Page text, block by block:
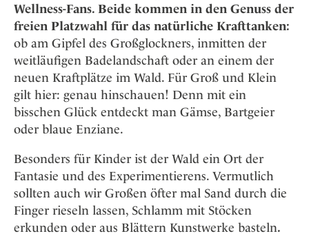
Wellness-Fans. Beide kommen in den Genuss der
freien Platzwahl für das natürliche Krafttanken:
ob am Gipfel des Großglockners, inmitten der
weitläufigen Badelandschaft oder an einem der
neuen Kraftplätze im Wald. Für Groß und Klein
gilt hier: genau hinschauen! Denn mit ein
bisschen Glück entdeckt man Gämse, Bartgeier
oder blaue Enziane.
Besonders für Kinder ist der Wald ein Ort der
Fantasie und des Experimentierens. Vermutlich
sollten auch wir Großen öfter mal Sand durch die
Finger rieseln lassen, Schlamm mit Stöcken
erkunden oder aus Blättern Kunstwerke basteln.